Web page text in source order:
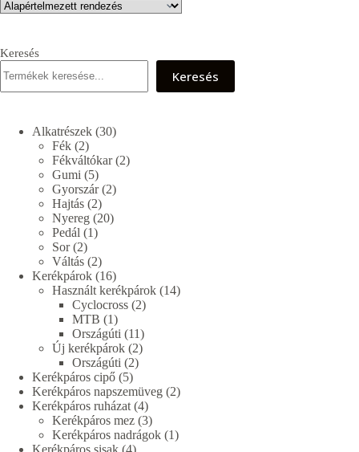
Keresés
Keresés
Alkatrészek 3030
Fék 22
termék
Fékváltókar 22
Gumi 55
termék
Gyorszár 22
Hajtás 22
termék
Nyereg 2020
Pedál 11
Sor 22
termék
Váltás 22
termék
Kerékpárok 1616
termék
Használt kerékpárok 1414
Cyclocross 22
MTB 11
termék
Országúti 1111
termék
Új kerékpárok 22
termék
Országúti 22
Kerékpáros cipő 55
termék
Kerékpáros napszemüveg 22
Kerékpáros ruházat 44
termék
Kerékpáros mez 33
termék
Kerékpáros nadrágok 11
Kerékpáros sisak 44